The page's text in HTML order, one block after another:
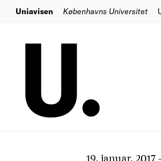
Uniavisen Københavns Universitet
19. januar, 2017